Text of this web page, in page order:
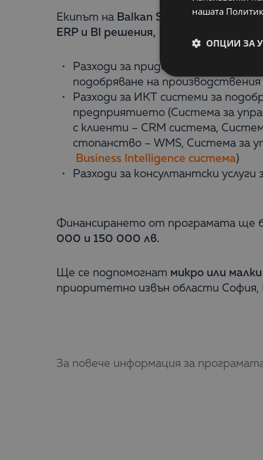
Екипът на Balkan Services може да
ERP и BI решения, както и за
Разходи за придобиване на
подобряване на
Разходи за ИКТ системи за
предприятието (Система за
с клиенти – CRM система,
стопанство – WMS, Система за
Business Intelligence система)
Разходи за консултантски
Финансирането от програмата ще
000 и 150 000 лв.
Ще се подпомогнат микро или
приоритетно извън области София,
За повече информация за
нашата
ОПЦИИ ЗА